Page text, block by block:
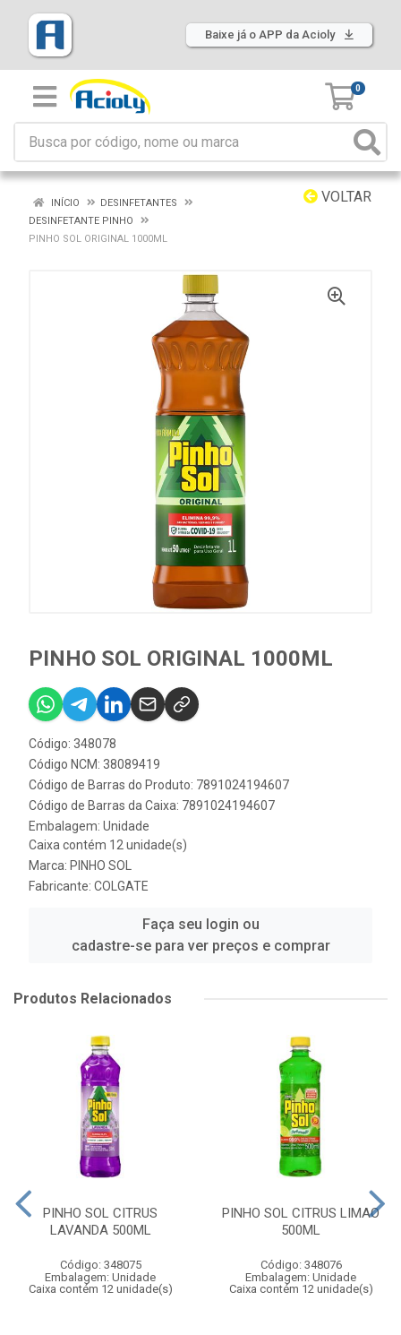
Baixe já o APP da Acioly
0
VOLTAR
INÍCIO
DESINFETANTES
DESINFETANTE PINHO
PINHO SOL ORIGINAL 1000ML
PINHO SOL ORIGINAL 1000ML
Código: 348078
Código NCM: 38089419
Código de Barras do Produto: 7891024194607
Código de Barras da Caixa: 7891024194607
Embalagem: Unidade
Caixa contém 12 unidade(s)
Marca: PINHO SOL
Fabricante: COLGATE
Faça seu login ou
cadastre-se para ver preços e comprar
Produtos Relacionados
PINHO SOL CITRUS
LAVANDA 500ML
Código: 348075
Embalagem: Unidade
Caixa contém 12 unidade(s)
PINHO SOL CITRUS LIMAO
500ML
Código: 348076
Embalagem: Unidade
Caixa contém 12 unidade(s)